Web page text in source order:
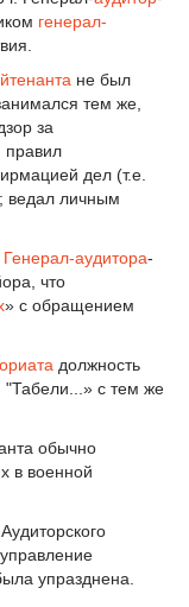
генерал-
не был
тем же,
за
правил
дел (т.е.
ведал личным
Генерал-аудитора-
что
» с обращением
должность
"Табели...» с тем же
обычно
в военной
упразднена.